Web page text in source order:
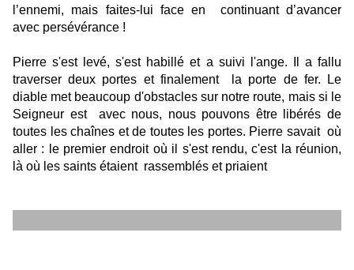
l’ennemi, mais faites-lui face en
continuant d’avancer
avec persévérance !
Pierre s'est levé, s'est habillé et a suivi l'ange. Il a fallu
traverser deux portes et finalement
la porte de fer. Le
diable met beaucoup d'obstacles sur notre route, mais si le
Seigneur est
avec nous, nous pouvons être libérés de
toutes les chaînes et de toutes les portes. Pierre savait où
aller : le premier endroit où il s'est rendu, c'est la réunion,
là où les saints étaient rassemblés et priaient